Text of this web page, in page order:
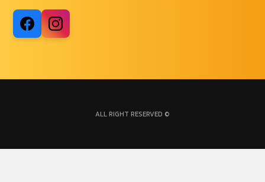
ALL RIGHT RESERVED ©